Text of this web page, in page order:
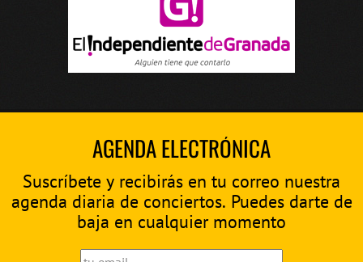
AGENDA ELECTRÓNICA
Suscríbete y recibirás en tu correo nuestra
agenda diaria de conciertos. Puedes darte de
baja en cualquier momento